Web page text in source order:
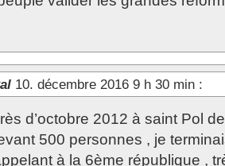
10. décembre 2016 9 h 30 min :
d’octobre 2012 à saint Pol
500 personnes , je
à la 6ème république ,